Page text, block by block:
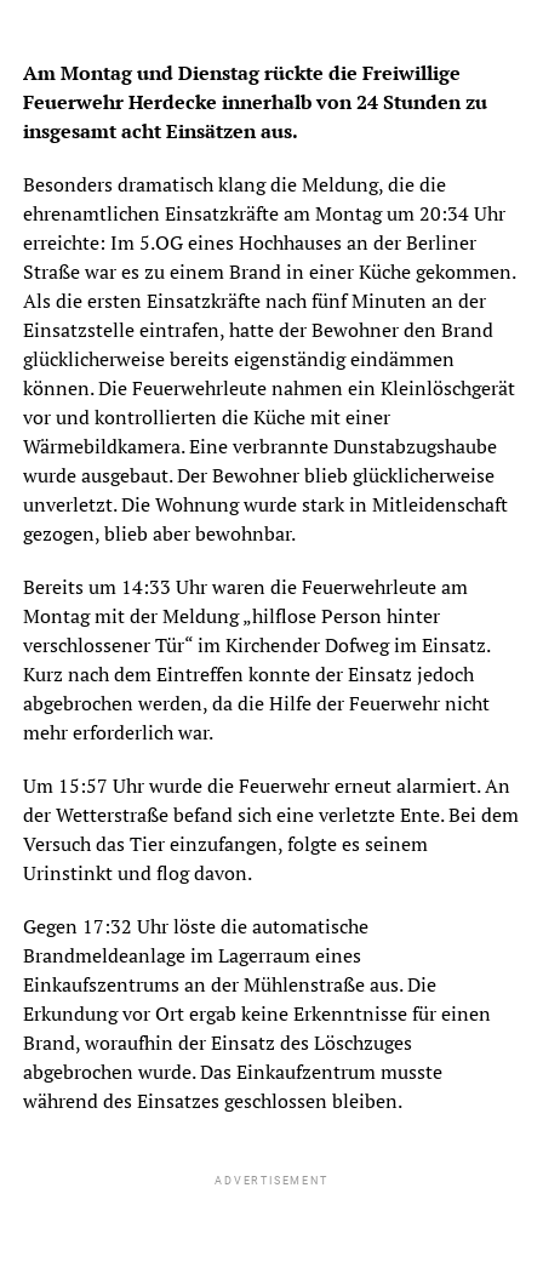
Am Montag und Dienstag rückte die Freiwillige
Feuerwehr Herdecke innerhalb von 24 Stunden zu
insgesamt acht Einsätzen aus.
Besonders dramatisch klang die Meldung, die die
ehrenamtlichen Einsatzkräfte am Montag um 20:34 Uhr
erreichte: Im 5.OG eines Hochhauses an der Berliner
Straße war es zu einem Brand in einer Küche gekommen.
Als die ersten Einsatzkräfte nach fünf Minuten an der
Einsatzstelle eintrafen, hatte der Bewohner den Brand
glücklicherweise bereits eigenständig eindämmen
können. Die Feuerwehrleute nahmen ein Kleinlöschgerät
vor und kontrollierten die Küche mit einer
Wärmebildkamera. Eine verbrannte Dunstabzugshaube
wurde ausgebaut. Der Bewohner blieb glücklicherweise
unverletzt. Die Wohnung wurde stark in Mitleidenschaft
gezogen, blieb aber bewohnbar.
Bereits um 14:33 Uhr waren die Feuerwehrleute am
Montag mit der Meldung „hilflose Person hinter
verschlossener Tür“ im Kirchender Dofweg im Einsatz.
Kurz nach dem Eintreffen konnte der Einsatz jedoch
abgebrochen werden, da die Hilfe der Feuerwehr nicht
mehr erforderlich war.
Um 15:57 Uhr wurde die Feuerwehr erneut alarmiert. An
der Wetterstraße befand sich eine verletzte Ente. Bei dem
Versuch das Tier einzufangen, folgte es seinem
Urinstinkt und flog davon.
Gegen 17:32 Uhr löste die automatische
Brandmeldeanlage im Lagerraum eines
Einkaufszentrums an der Mühlenstraße aus. Die
Erkundung vor Ort ergab keine Erkenntnisse für einen
Brand, woraufhin der Einsatz des Löschzuges
abgebrochen wurde. Das Einkaufzentrum musste
während des Einsatzes geschlossen bleiben.
ADVERTISEMENT